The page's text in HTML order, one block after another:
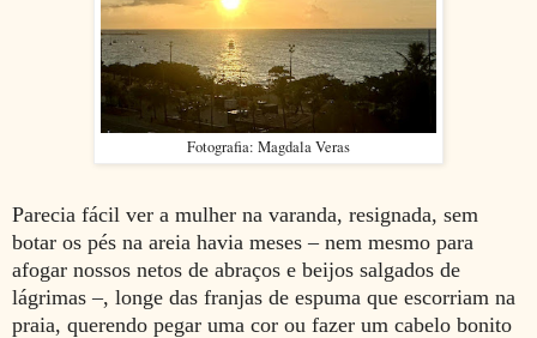
Fotografia: Magdala Veras
Parecia fácil ver a mulher na varanda, resignada, sem
botar os pés na areia havia meses – nem mesmo para
afogar nossos netos de abraços e beijos salgados de
lágrimas –, longe das franjas de espuma que escorriam na
praia, querendo pegar uma cor ou fazer um cabelo bonito